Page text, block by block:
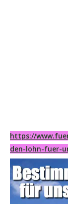
https://
den-lohn-fuer-